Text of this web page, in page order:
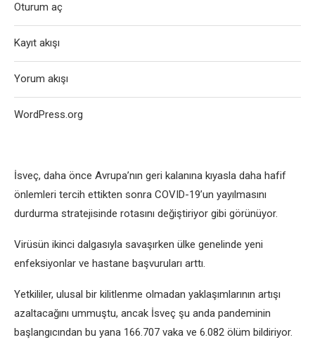
İsveç, daha önce Avrupa’nın geri kalanına kıyasla daha hafif
önlemleri tercih ettikten sonra COVID-19’un yayılmasını
durdurma stratejisinde rotasını değiştiriyor gibi görünüyor.
Virüsün ikinci dalgasıyla savaşırken ülke genelinde yeni
enfeksiyonlar ve hastane başvuruları arttı.
Yetkililer, ulusal bir kilitlenme olmadan yaklaşımlarının artışı
azaltacağını ummuştu, ancak İsveç şu anda pandeminin
başlangıcından bu yana 166.707 vaka ve 6.082 ölüm bildiriyor.
Oturum aç
Kayıt akışı
Yorum akışı
WordPress.org